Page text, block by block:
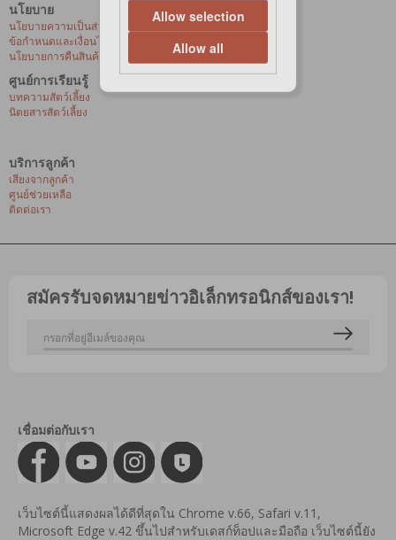
นโยบาย
นโยบายความเป็นส่วนตัว
ข้อกำหนดและเงื่อนไขการซื้อสินค้าออนไลน์
นโยบายการคืนสินค้าและการเปลี่ยนสินค้า
ศูนย์การเรียนรู้
บทความสัตว์เลี้ยง
นิตยสารสัตว์เลี้ยง
บริการลูกค้า
เสียงจากลูกค้า
ศูนย์ช่วยเหลือ
ติดต่อเรา
สมัครรับจดหมายข่าวอิเล็กทรอนิกส์ของเรา!
เชื่อมต่อกับเรา
เว็บไซต์นี้แสดงผลได้ดีที่สุดใน Chrome v.66, Safari v.11,
Microsoft Edge v.42 ขึ้นไปสำหรับเดสก์ท็อปและมือถือ เว็บไซต์นี้ยัง
Allow selection
Allow all